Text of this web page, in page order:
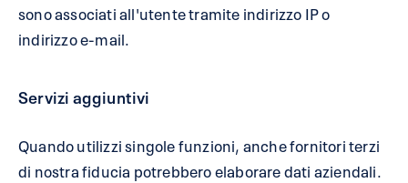
sono associati all'utente tramite indirizzo IP o
indirizzo e-mail.
Servizi aggiuntivi
Quando utilizzi singole funzioni, anche fornitori terzi
di nostra fiducia potrebbero elaborare dati aziendali.